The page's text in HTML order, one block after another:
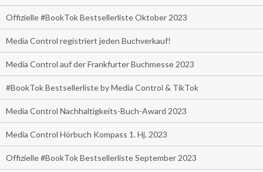
Offizielle #BookTok Bestsellerliste Oktober 2023
Media Control registriert jeden Buchverkauf!
Media Control auf der Frankfurter Buchmesse 2023
#BookTok Bestsellerliste by Media Control & TikTok
Media Control Nachhaltigkeits-Buch-Award 2023
Media Control Hörbuch Kompass 1. Hj. 2023
Offizielle #BookTok Bestsellerliste September 2023